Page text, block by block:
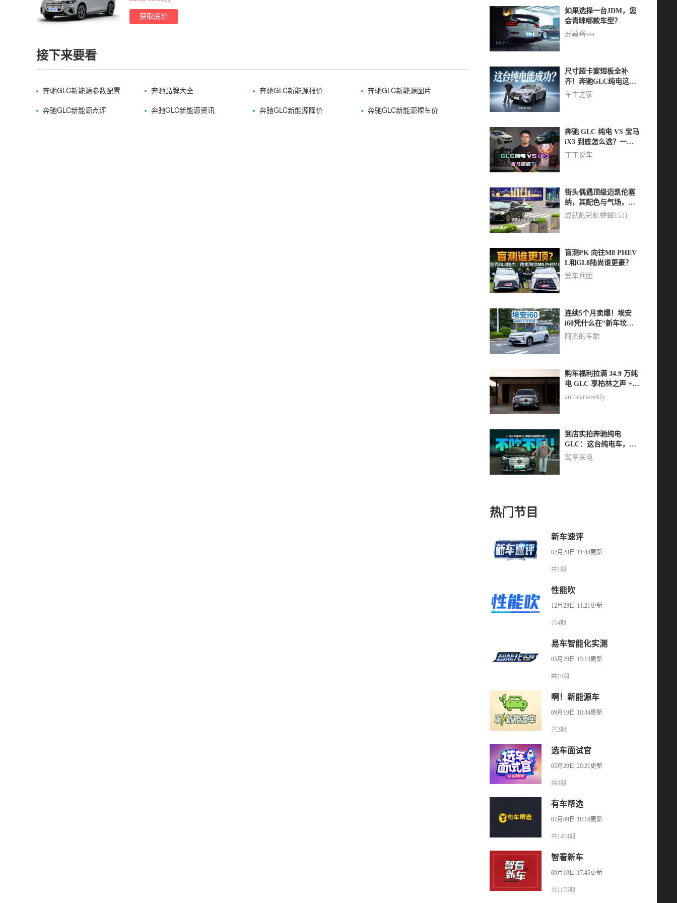
获取底价
接下来要看
奔驰GLC新能源参数配置 奔驰品牌大全 奔驰GLC新能源报价
奔驰GLC新能源图片
奔驰GLC新能源点评
奔驰GLC新能源资讯 奔驰GLC新能源降价 奔驰GLC新能源裸车价
如果选择一台JDM，您
会青睐哪款车型？
屏幕酱sea
尺寸超卡宴短板全补
齐！奔驰GLC纯电这次
能成功？
车主之家
奔驰 GLC 纯电 VS 宝马
iX3 到底怎么选？一句
话总结：宝马赢麻了
丁丁说车
街头偶遇顶级迈凯伦塞
纳，其配色与气场，堪
称行走的艺术品。
成就的彩虹螳螂1531
盲测PK 向往M8 PHEV
L和GL8陆尚谁更豪？
爱车兵团
连续5个月卖爆！埃安
i60凭什么在“新车坟场”
里杀出重围？
阿杰的车酷
购车福利拉满 34.9 万纯
电 GLC 享柏林之声 +
全套座椅赠送
autocarweekly
到店实拍奔驰纯电
GLC：这台纯电车，真
的不比新势力差
驾享来电
热门节目
新车速评
02月28日 11:48更新
共1期
性能吹
12月23日 11:21更新
共4期
易车智能化实测
05月28日 15:13更新
共10期
啊！新能源车
09月19日 10:34更新
共2期
选车面试官
05月29日 20:21更新
共8期
有车帮选
07月09日 18:18更新
共1474期
智看新车
09月10日 17:45更新
共1176期